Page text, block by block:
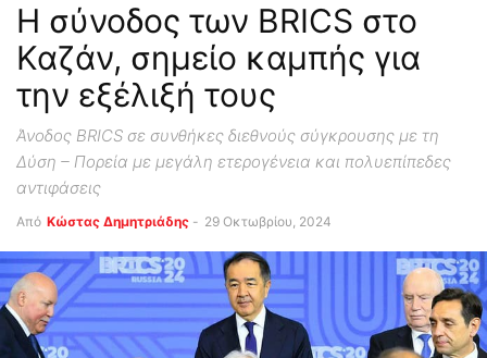
Η σύνοδος των BRICS στο
Καζάν, σημείο καμπής για
την εξέλιξή τους
Άνοδος BRICS σε συνθήκες διεθνούς σύγκρουσης με τη
Δύση – Πορεία με μεγάλη ετερογένεια και πολυεπίπεδες
αντιφάσεις
Από Kώστας Δημητριάδης - 29 Οκτωβρίου, 2024